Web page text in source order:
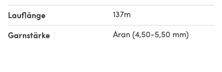
Lauflänge 137m
Garnstärke Aran (4,50-5,50 mm)